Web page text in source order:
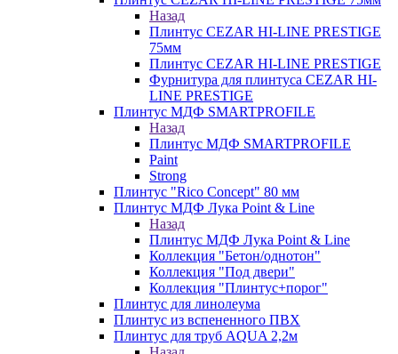
Назад
Плинтус CEZAR HI-LINE PRESTIGE
75мм
Плинтус CEZAR HI-LINE PRESTIGE
Фурнитура для плинтуса CEZAR HI-
LINE PRESTIGE
Плинтус МДФ SMARTPROFILE
Назад
Плинтус МДФ SMARTPROFILE
Paint
Strong
Плинтус "Rico Concept" 80 мм
Плинтус МДФ Лука Point & Line
Назад
Плинтус МДФ Лука Point & Line
Коллекция "Бетон/однотон"
Коллекция "Под двери"
Коллекция "Плинтус+порог"
Плинтус для линолеума
Плинтус из вспененного ПВХ
Плинтус для труб AQUA 2,2м